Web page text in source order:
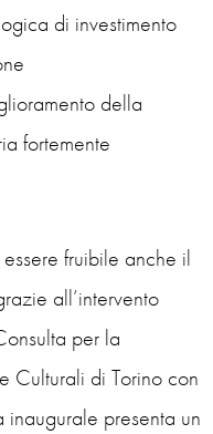
di investimento
della
fortemente
fruibile anche il
all’intervento
per la
Culturali di Torino con
presenta un